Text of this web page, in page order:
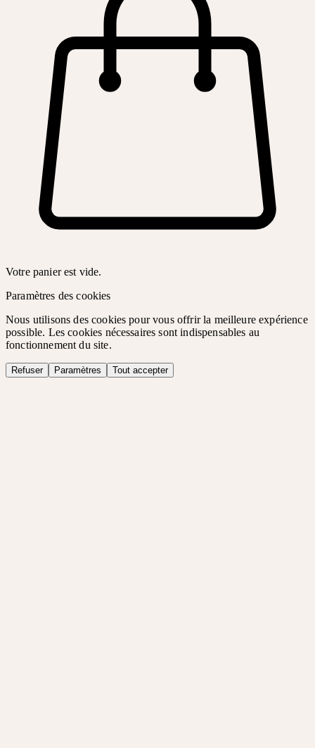
Votre panier est vide.
Paramètres des cookies
Nous utilisons des cookies pour vous offrir la meilleure expérience
possible. Les cookies nécessaires sont indispensables au
fonctionnement du site.
Refuser Paramètres Tout accepter